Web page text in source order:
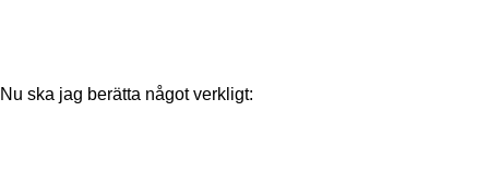
Nu ska jag berätta något verkligt: